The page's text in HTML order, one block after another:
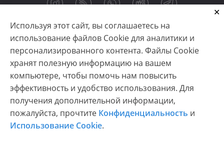
Используя этот сайт, вы соглашаетесь на
использование файлов Cookie для аналитики и
персонализированного контента. Файлы Cookie
хранят полезную информацию на вашем
компьютере, чтобы помочь нам повысить
эффективность и удобство использования. Для
получения дополнительной информации,
пожалуйста, прочтите Конфиденциальность и
Использование Cookie.
Copyright © 2003-2026 CloudReports sp. z o.o. (dba
Stimulsoft). All rights reserved.
Конфиденциальность